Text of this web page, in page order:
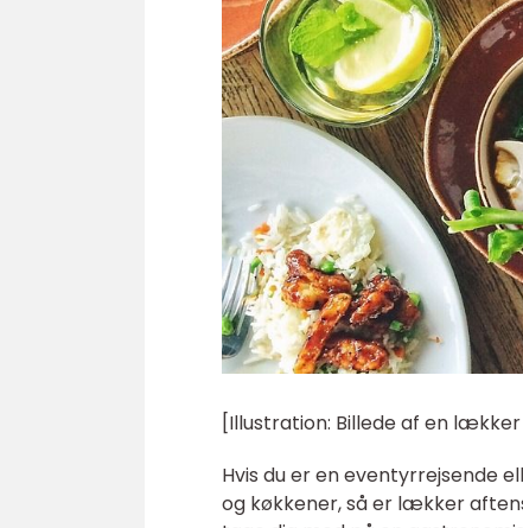
[Illustration: Billede af en
Hvis du er en eventyrrejsende
og køkkener, så er lækker